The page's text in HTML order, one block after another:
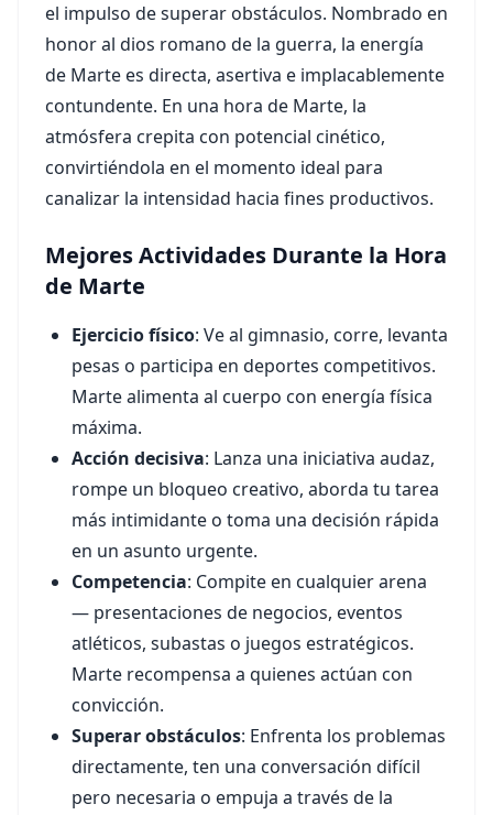
el impulso de superar obstáculos. Nombrado en
honor al dios romano de la guerra, la energía
de Marte es directa, asertiva e implacablemente
contundente. En una hora de Marte, la
atmósfera crepita con potencial cinético,
convirtiéndola en el momento ideal para
canalizar la intensidad hacia fines productivos.
Mejores Actividades Durante la Hora
de Marte
Ejercicio físico: Ve al gimnasio, corre, levanta
pesas o participa en deportes competitivos.
Marte alimenta al cuerpo con energía física
máxima.
Acción decisiva: Lanza una iniciativa audaz,
rompe un bloqueo creativo, aborda tu tarea
más intimidante o toma una decisión rápida
en un asunto urgente.
Competencia: Compite en cualquier arena
— presentaciones de negocios, eventos
atléticos, subastas o juegos estratégicos.
Marte recompensa a quienes actúan con
convicción.
Superar obstáculos: Enfrenta los problemas
directamente, ten una conversación difícil
pero necesaria o empuja a través de la